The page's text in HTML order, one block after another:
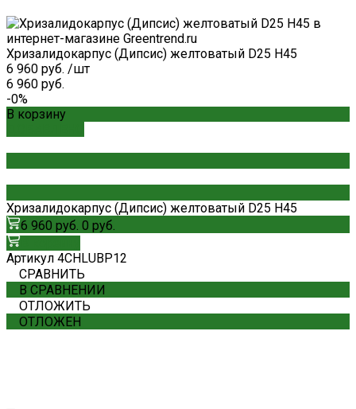
Хризалидокарпус (Дипсис) желтоватый D25 H45
6 960 руб. /шт
6 960 руб.
-0%
В корзину
Хризалидокарпус (Дипсис) желтоватый D25 H45
6 960 руб. 0 руб.
Артикул 4CHLUBP12
СРАВНИТЬ
В СРАВНЕНИИ
ОТЛОЖИТЬ
ОТЛОЖЕН